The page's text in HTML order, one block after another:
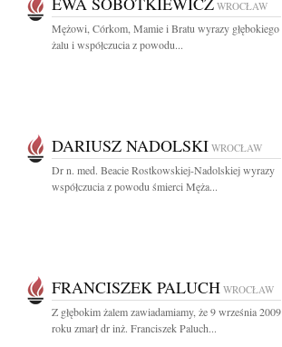
WROCŁAW
Mężowi, Córkom, Mamie i Bratu wyrazy głębokiego
żalu i współczucia z powodu...
DARIUSZ NADOLSKI WROCŁAW
Dr n. med. Beacie Rostkowskiej-Nadolskiej wyrazy
współczucia z powodu śmierci Męża...
FRANCISZEK PALUCH WROCŁAW
Z głębokim żalem zawiadamiamy, że 9 września 2009
roku zmarł dr inż. Franciszek Paluch...